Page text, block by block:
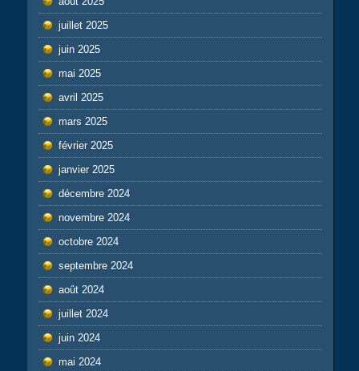
juillet 2025
juin 2025
mai 2025
avril 2025
mars 2025
février 2025
janvier 2025
décembre 2024
novembre 2024
octobre 2024
septembre 2024
août 2024
juillet 2024
juin 2024
mai 2024